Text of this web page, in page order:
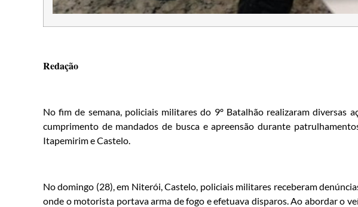
Redação
No fim de semana, policiais militares do 9º Batalhão realizaram diversas
cumprimento de mandados de busca e apreensão durante
Itapemirim e Castelo.
No domingo (28), em Niterói, Castelo, policiais militares receberam
onde o motorista portava arma de fogo e efetuava disparos. Ao abordar o